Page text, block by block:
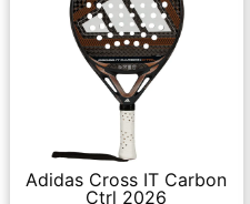
Adidas Cross IT Carbon
Ctrl 2026